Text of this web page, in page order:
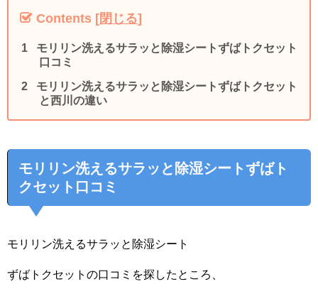
Contents [閉じる]
モリリン洗えるサラッと除湿シートずばトクセット
口コミ
モリリン洗えるサラッと除湿シートずばトクセット
と西川の違い
モリリン洗えるサラッと除湿シートずばト
クセット口コミ
モリリン洗えるサラッと除湿シート
ずばトクセットの口コミを探したところ、